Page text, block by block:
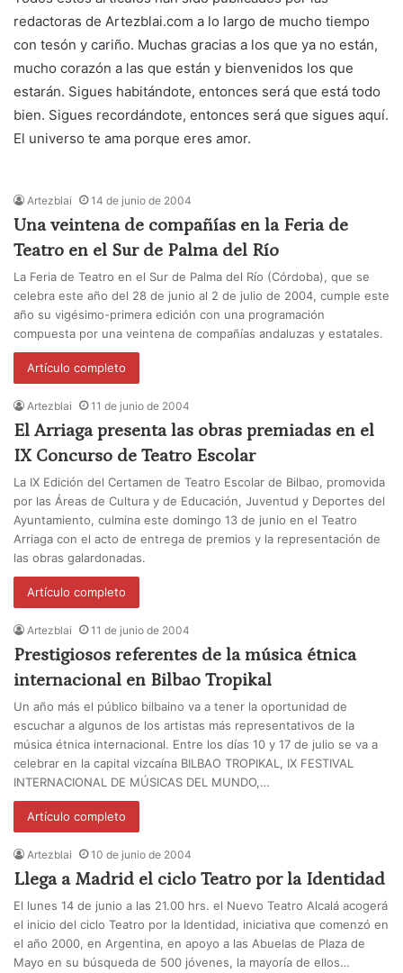
redactoras de Artezblai.com a lo largo de mucho tiempo
con tesón y cariño. Muchas gracias a los que ya no están,
mucho corazón a las que están y bienvenidos los que
estarán. Sigues habitándote, entonces será que está todo
bien. Sigues recordándote, entonces será que sigues aquí.
El universo te ama porque eres amor.
Artezblai 14 de junio de 2004
Una veintena de compañías en la Feria de
Teatro en el Sur de Palma del Río
La Feria de Teatro en el Sur de Palma del Río (Córdoba), que se
celebra este año del 28 de junio al 2 de julio de 2004, cumple este
año su vigésimo-primera edición con una programación
compuesta por una veintena de compañías andaluzas y estatales.
Artículo completo
Artezblai 11 de junio de 2004
El Arriaga presenta las obras premiadas en el
IX Concurso de Teatro Escolar
La IX Edición del Certamen de Teatro Escolar de Bilbao, promovida
por las Áreas de Cultura y de Educación, Juventud y Deportes del
Ayuntamiento, culmina este domingo 13 de junio en el Teatro
Arriaga con el acto de entrega de premios y la representación de
las obras galardonadas.
Artículo completo
Artezblai 11 de junio de 2004
Prestigiosos referentes de la música étnica
internacional en Bilbao Tropikal
Un año más el público bilbaino va a tener la oportunidad de
escuchar a algunos de los artistas más representativos de la
música étnica internacional. Entre los días 10 y 17 de julio se va a
celebrar en la capital vizcaína BILBAO TROPIKAL, IX FESTIVAL
INTERNACIONAL DE MÚSICAS DEL MUNDO,…
Artículo completo
Artezblai 10 de junio de 2004
Llega a Madrid el ciclo Teatro por la Identidad
El lunes 14 de junio a las 21.00 hrs. el Nuevo Teatro Alcalá acogerá
el inicio del ciclo Teatro por la Identidad, iniciativa que comenzó en
el año 2000, en Argentina, en apoyo a las Abuelas de Plaza de
Mayo en su búsqueda de 500 jóvenes, la mayoría de ellos…